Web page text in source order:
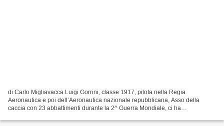
di Carlo Migliavacca Luigi Gorrini, classe 1917, pilota nella Regia
Aeronautica e poi dell’Aeronautica nazionale repubblicana, Asso della
caccia con 23 abbattimenti durante la 2^ Guerra Mondiale, ci ha